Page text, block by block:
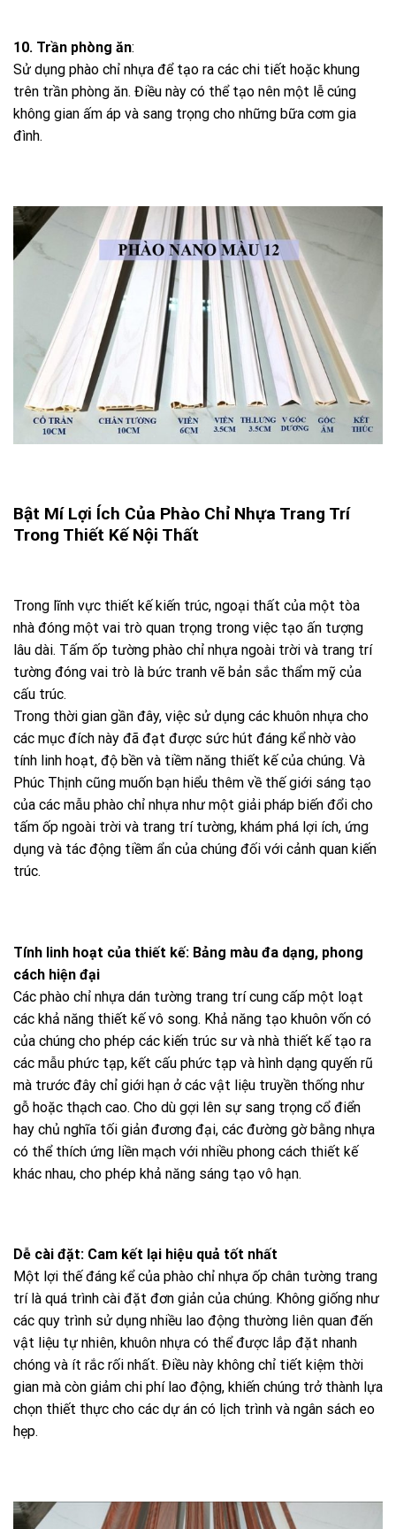
10. Trần phòng ăn:
Sử dụng phào chỉ nhựa để tạo ra các chi tiết hoặc khung
trên trần phòng ăn. Điều này có thể tạo nên một lễ cúng
không gian ấm áp và sang trọng cho những bữa cơm gia
đình.
Bật Mí Lợi Ích Của Phào Chỉ Nhựa Trang Trí
Trong Thiết Kế Nội Thất
Trong lĩnh vực thiết kế kiến trúc, ngoại thất của một tòa
nhà đóng một vai trò quan trọng trong việc tạo ấn tượng
lâu dài. Tấm ốp tường phào chỉ nhựa ngoài trời và trang trí
tường đóng vai trò là bức tranh vẽ bản sắc thẩm mỹ của
cấu trúc.
Trong thời gian gần đây, việc sử dụng các khuôn nhựa cho
các mục đích này đã đạt được sức hút đáng kể nhờ vào
tính linh hoạt, độ bền và tiềm năng thiết kế của chúng. Và
Phúc Thịnh cũng muốn bạn hiểu thêm về thế giới sáng tạo
của các mẫu phào chỉ nhựa như một giải pháp biến đổi cho
tấm ốp ngoài trời và trang trí tường, khám phá lợi ích, ứng
dụng và tác động tiềm ẩn của chúng đối với cảnh quan kiến
trúc.
Tính linh hoạt của thiết kế: Bảng màu đa dạng, phong
cách hiện đại
Các phào chỉ nhựa dán tường trang trí cung cấp một loạt
các khả năng thiết kế vô song. Khả năng tạo khuôn vốn có
của chúng cho phép các kiến trúc sư và nhà thiết kế tạo ra
các mẫu phức tạp, kết cấu phức tạp và hình dạng quyến rũ
mà trước đây chỉ giới hạn ở các vật liệu truyền thống như
gỗ hoặc thạch cao. Cho dù gợi lên sự sang trọng cổ điển
hay chủ nghĩa tối giản đương đại, các đường gờ bằng nhựa
có thể thích ứng liền mạch với nhiều phong cách thiết kế
khác nhau, cho phép khả năng sáng tạo vô hạn.
Dễ cài đặt: Cam kết lại hiệu quả tốt nhất
Một lợi thế đáng kể của phào chỉ nhựa ốp chân tường trang
trí là quá trình cài đặt đơn giản của chúng. Không giống như
các quy trình sử dụng nhiều lao động thường liên quan đến
vật liệu tự nhiên, khuôn nhựa có thể được lắp đặt nhanh
chóng và ít rắc rối nhất. Điều này không chỉ tiết kiệm thời
gian mà còn giảm chi phí lao động, khiến chúng trở thành lựa
chọn thiết thực cho các dự án có lịch trình và ngân sách eo
hẹp.